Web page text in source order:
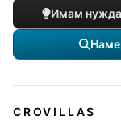
Имам нужда
CROVILLAS